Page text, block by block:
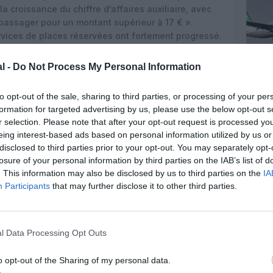
- Do Not Process My Personal Information
opt-out of the sale, sharing to third parties, or processing of your
for targeted advertising by us, please use the below opt-out
selection. Please note that after your opt-out request is processed
interest-based ads based on personal information utilized by us
to third parties prior to your opt-out. You may separately
of your personal information by third parties on the IAB’s list of
This information may also be disclosed by us to third parties on the
Participants that may further disclose it to other third parties.
Data Processing Opt Outs
opt-out of the Sharing of my personal data.
croissance du chiffre d’affaires auxiliaire, avec
pour un montant supérieur à 17 € ».
de places réservées ont fortement progressé.
plate-forme numérique (site Web, plug-ins
parties).
bas de toutes les compagnies aériennes de
de l’UE continue de se creuser. L’année
dans notre personnel, nos systèmes de
low cost atteindra les 200 millions d’invités par
carburant ont augmenté de 5% (mieux que les
de200 M € de coûts salariaux supplémentaires
des pilotes) et de 50 M € de coûts
écoulée. «Alors que les compagnies aériennes
ou font faillite, les aéroports se font concurrence
de charge élevé et efficace de Ryanair ; ses
à ceux de notre concurrent le plus proche
a augmenté de 440 millions d’euros ;